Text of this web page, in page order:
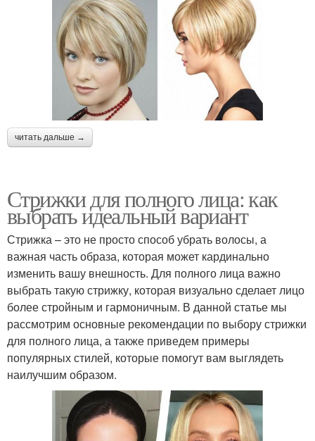
читать дальше →
Стрижки для полного лица: как
выбрать идеальный вариант
Стрижка – это не просто способ убрать волосы, а
важная часть образа, которая может кардинально
изменить вашу внешность. Для полного лица важно
выбрать такую стрижку, которая визуально сделает лицо
более стройным и гармоничным. В данной статье мы
рассмотрим основные рекомендации по выбору стрижки
для полного лица, а также приведем примеры
популярных стилей, которые помогут вам выглядеть
наилучшим образом.